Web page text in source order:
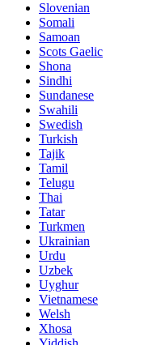
Slovenian
Somali
Samoan
Scots Gaelic
Shona
Sindhi
Sundanese
Swahili
Swedish
Turkish
Tajik
Tamil
Telugu
Thai
Tatar
Turkmen
Ukrainian
Urdu
Uzbek
Uyghur
Vietnamese
Welsh
Xhosa